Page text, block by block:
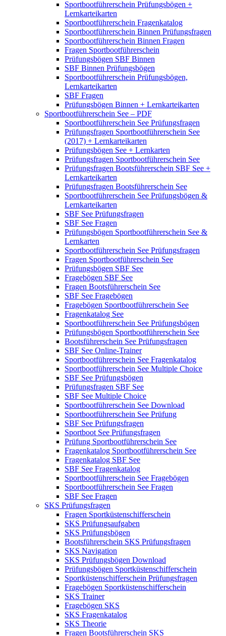
Sportbootführerschein Prüfungsbögen +
Lernkarteikarten
Sportbootführerschein Fragenkatalog
Sportbootführerschein Binnen Prüfungsfragen
Sportbootführerschein Binnen Fragen
Fragen Sportbootführerschein
Prüfungsbögen SBF Binnen
SBF Binnen Prüfungsbögen
Sportbootführerschein Prüfungsbögen,
Lernkarteikarten
SBF Fragen
Prüfungsbögen Binnen + Lernkarteikarten
Sportbootführerschein See – PDF
Sportbootführerschein See Prüfungsfragen
Prüfungsfragen Sportbootführerschein See
(2017) + Lernkarteikarten
Prüfungsbögen See + Lernkarten
Prüfungsfragen Sportbootführerschein See
Prüfungsfragen Bootsführerschein SBF See +
Lernkarteikarten
Prüfungsfragen Bootsführerschein See
Sportbootführerschein See Prüfungsbögen &
Lernkarteikarten
SBF See Prüfungsfragen
SBF See Fragen
Prüfungsbögen Sportbootführerschein See &
Lernkarten
Sportbootführerschein See Prüfungsfragen
Fragen Sportbootführerschein See
Prüfungsbögen SBF See
Fragebögen SBF See
Fragen Bootsführerschein See
SBF See Fragebögen
Fragebögen Sportbootführerschein See
Fragenkatalog See
Sportbootführerschein See Prüfungsbögen
Prüfungsbögen Sportbootführerschein See
Bootsführerschein See Prüfungsfragen
SBF See Online-Trainer
Sportbootführerschein See Fragenkatalog
Sportbootführerschein See Multiple Choice
SBF See Prüfungsbögen
Prüfungsfragen SBF See
SBF See Multiple Choice
Sportbootführerschein See Download
Sportbootführerschein See Prüfung
SBF See Prüfungsfragen
Sportboot See Prüfungsfragen
Prüfung Sportbootführerschein See
Fragenkatalog Sportbootführerschein See
Fragenkatalog SBF See
SBF See Fragenkatalog
Sportbootführerschein See Fragebögen
Sportbootführerschein See Fragen
SBF See Fragen
SKS Prüfungsfragen
Fragen Sportküstenschifferschein
SKS Prüfungsaufgaben
SKS Prüfungsbögen
Bootsführerschein SKS Prüfungsfragen
SKS Navigation
SKS Prüfungsbögen Download
Prüfungsbögen Sportküstenschifferschein
Sportküstenschifferschein Prüfungsfragen
Fragebögen Sportküstenschifferschein
SKS Trainer
Fragebögen SKS
SKS Fragenkatalog
SKS Theorie
Fragen Bootsführerschein SKS